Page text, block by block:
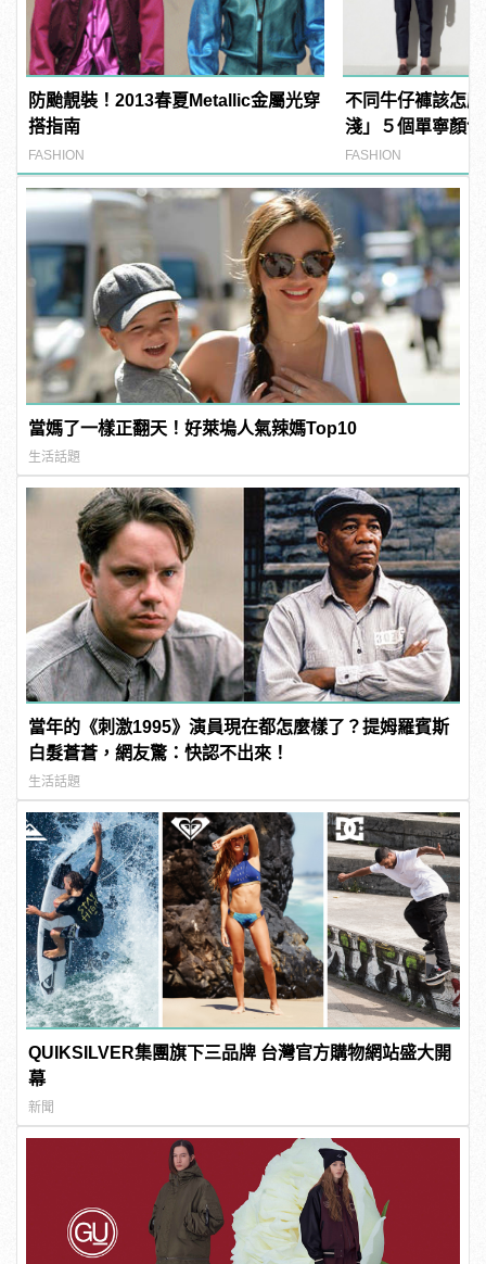
防颱靚裝！2013春夏Metallic金屬光穿
搭指南
FASHION
不同牛仔褲該怎
淺」５個單寧顏
FASHION
當媽了一樣正翻天！好萊塢人氣辣媽Top10
生活話題
當年的《刺激1995》演員現在都怎麼樣了？提姆羅賓斯
白髮蒼蒼，網友驚：快認不出來！
生活話題
QUIKSILVER集團旗下三品牌 台灣官方購物網站盛大開
幕
新聞